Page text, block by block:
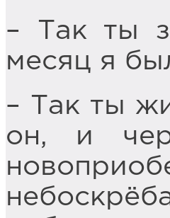
– Так ты
месяц я
– Так ты
он, и